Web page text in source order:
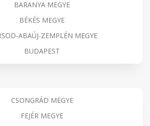
BARANYA MEGYE
BÉKÉS MEGYE
ABAÚJ-ZEMPLÉN MEGYE
BUDAPEST
CSONGRÁD MEGYE
FEJÉR MEGYE